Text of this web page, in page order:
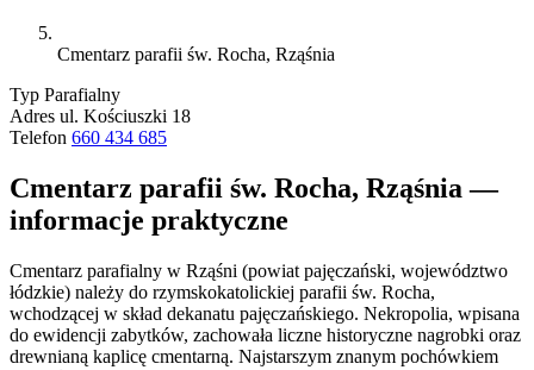
Cmentarz parafii św. Rocha, Rząśnia
Typ Parafialny
Adres ul. Kościuszki 18
Telefon 660 434 685
Cmentarz parafii św. Rocha, Rząśnia —
informacje praktyczne
Cmentarz parafialny w Rząśni (powiat pajęczański, województwo
łódzkie) należy do rzymskokatolickiej parafii św. Rocha,
wchodzącej w skład dekanatu pajęczańskiego. Nekropolia, wpisana
do ewidencji zabytków, zachowała liczne historyczne nagrobki oraz
drewnianą kaplicę cmentarną. Najstarszym znanym pochówkiem